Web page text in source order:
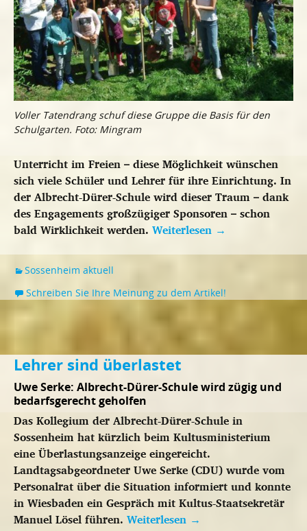
Voller Tatendrang schuf diese Gruppe die Basis für den
Schulgarten. Foto: Mingram
Unterricht im Freien – diese Möglichkeit wünschen
sich viele Schüler und Lehrer für ihre Einrichtung. In
der Albrecht-Dürer-Schule wird dieser Traum – dank
des Engagements großzügiger Sponsoren – schon
bald Wirklichkeit werden. Weiterlesen →
Sossenheim aktuell
Schreiben Sie Ihre Meinung zu dem Artikel!
Lehrer sind überlastet
Uwe Serke: Albrecht-Dürer-Schule wird zügig und
bedarfsgerecht geholfen
Das Kollegium der Albrecht-Dürer-Schule in
Sossenheim hat kürzlich beim Kultusministerium
eine Überlastungsanzeige eingereicht.
Landtagsabgeordneter Uwe Serke (CDU) wurde vom
Personalrat über die Situation informiert und konnte
in Wiesbaden ein Gespräch mit Kultus-Staatsekretär
Manuel Lösel führen. Weiterlesen →